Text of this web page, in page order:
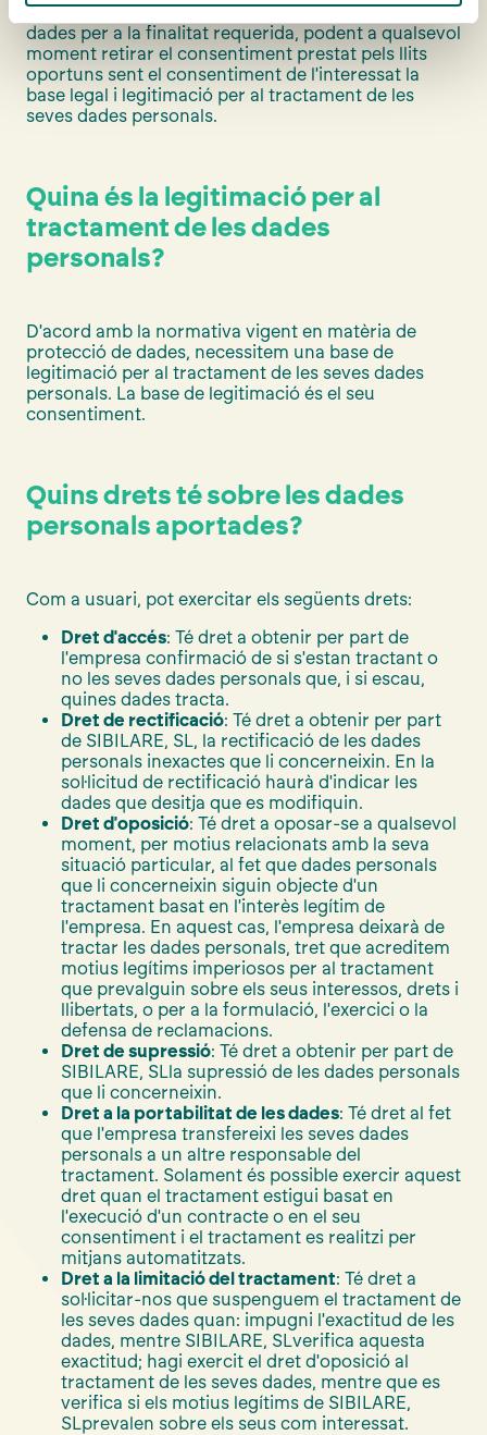
que recopilem, emmagatzemem i utilitzem aquestes
dades per a la finalitat requerida, podent a qualsevol
moment retirar el consentiment prestat pels llits
oportuns sent el consentiment de l'interessat la
base legal i legitimació per al tractament de les
seves dades personals.
Quina és la legitimació per al
tractament de les dades
personals?
D'acord amb la normativa vigent en matèria de
protecció de dades, necessitem una base de
legitimació per al tractament de les seves dades
personals. La base de legitimació és el seu
consentiment.
Quins drets té sobre les dades
personals aportades?
Com a usuari, pot exercitar els següents drets:
Dret d'accés: Té dret a obtenir per part de
l'empresa confirmació de si s'estan tractant o
no les seves dades personals que, i si escau,
quines dades tracta.
Dret de rectificació: Té dret a obtenir per part
de SIBILARE, SL, la rectificació de les dades
personals inexactes que li concerneixin. En la
sol·licitud de rectificació haurà d'indicar les
dades que desitja que es modifiquin.
Dret d'oposició: Té dret a oposar-se a qualsevol
moment, per motius relacionats amb la seva
situació particular, al fet que dades personals
que li concerneixin siguin objecte d'un
tractament basat en l'interès legítim de
l'empresa. En aquest cas, l'empresa deixarà de
tractar les dades personals, tret que acreditem
motius legítims imperiosos per al tractament
que prevalguin sobre els seus interessos, drets i
llibertats, o per a la formulació, l'exercici o la
defensa de reclamacions.
Dret de supressió: Té dret a obtenir per part de
SIBILARE, SLla supressió de les dades personals
que li concerneixin.
Dret a la portabilitat de les dades: Té dret al fet
que l'empresa transfereixi les seves dades
personals a un altre responsable del
tractament. Solament és possible exercir aquest
dret quan el tractament estigui basat en
l'execució d'un contracte o en el seu
consentiment i el tractament es realitzi per
mitjans automatitzats.
Dret a la limitació del tractament: Té dret a
sol·licitar-nos que suspenguem el tractament de
les seves dades quan: impugni l'exactitud de les
dades, mentre SIBILARE, SLverifica aquesta
exactitud; hagi exercit el dret d'oposició al
tractament de les seves dades, mentre que es
verifica si els motius legítims de SIBILARE,
SLprevalen sobre els seus com interessat.